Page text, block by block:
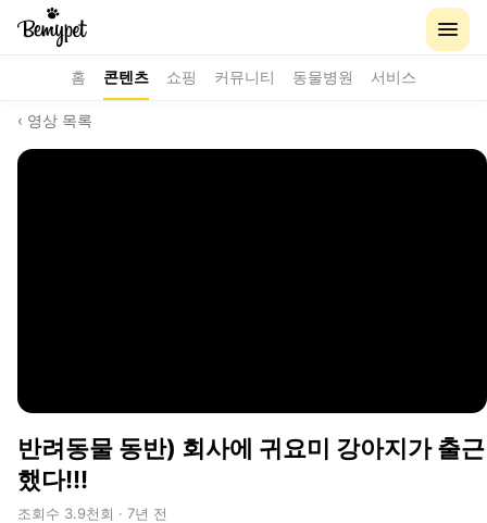
홈 콘텐츠 쇼핑 커뮤니티 동물병원 서비스
‹ 영상 목록
반려동물 동반) 회사에 귀요미 강아지가 출근
했다!!!
조회수 3.9천회 · 7년 전